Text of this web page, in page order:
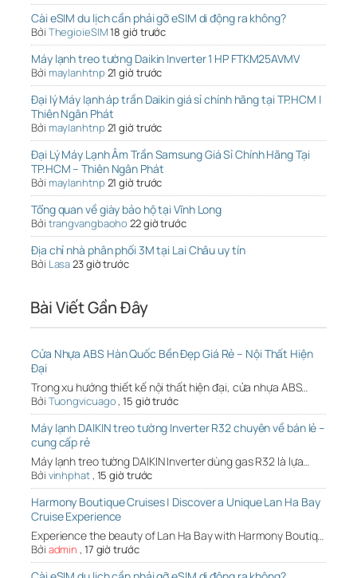
Cài eSIM du lịch cần phải gỡ eSIM di động ra không?
Bởi ThegioieSIM18 giờ trước
Máy lạnh treo tường Daikin Inverter 1 HP FTKM25AVMV
Bởi maylanhtnp 21 giờ trước
Đại lý Máy lạnh áp trần Daikin giá sỉ chính hãng tại TP.HCM |
Thiên Ngân Phát
Bởi maylanhtnp 21 giờ trước
Đại Lý Máy Lạnh Âm Trần Samsung Giá Sỉ Chính Hãng Tại
TP.HCM – Thiên Ngân Phát
Bởi maylanhtnp 21 giờ trước
Tổng quan về giày bảo hộ tại Vĩnh Long
Bởi trangvangbaoho 22 giờ trước
Địa chỉ nhà phân phối 3M tại Lai Châu uy tín
Bởi Lasa23 giờ trước
Bài Viết Gần Đây
Cửa Nhựa ABS Hàn Quốc Bền Đẹp Giá Rẻ – Nội Thất Hiện
Đại
Trong xu hướng thiết kế nội thất hiện đại, cửa nhựa ABS…
Bởi Tuongvicuago,15 giờ trước
Máy lạnh DAIKIN treo tường Inverter R32 chuyên về bán lẻ –
cung cấp rẻ
Máy lạnh treo tường DAIKIN Inverter dùng gas R32 là lựa…
Bởi vinhphat, 15 giờ trước
Harmony Boutique Cruises | Discover a Unique Lan Ha Bay
Cruise Experience
Experience the beauty of Lan Ha Bay with Harmony Boutiq…
Bởi admin , 17 giờ trước